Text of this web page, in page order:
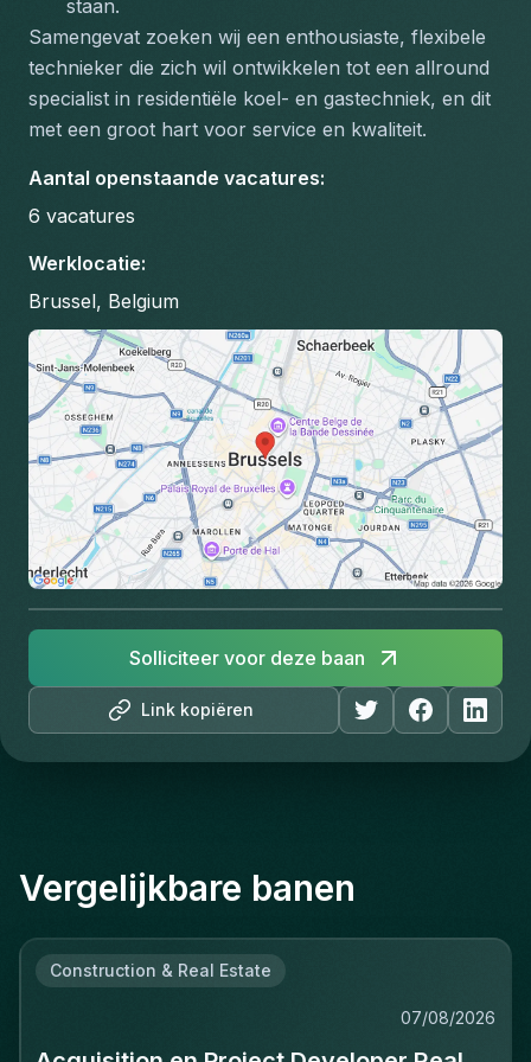
staan.
Samengevat zoeken wij een enthousiaste, flexibele
technieker die zich wil ontwikkelen tot een allround
specialist in residentiële koel- en gastechniek, en dit
met een groot hart voor service en kwaliteit.
Aantal openstaande vacatures:
6 vacatures
Werklocatie:
Brussel, Belgium
Link kopiëren
Solliciteer voor deze baan
Vergelijkbare banen
Construction & Real Estate
07/08/2026